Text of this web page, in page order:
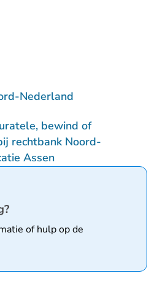
Nederland
bewind of
rechtbank Noord-
Assen
of hulp op de